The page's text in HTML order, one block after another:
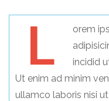
L
orem
incidid
Ut enim ad minim
ullamco laboris nisi